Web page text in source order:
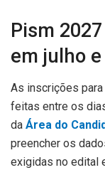
Pism
em julho
As inscrições para
feitas entre os
da Área do
preencher os
exigidas no edital